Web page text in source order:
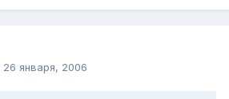
26 января, 2006